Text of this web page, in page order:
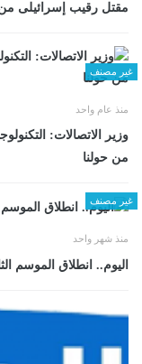
مقتل رقيب إسرائيلى
غير مصنف
منذ عام واحد
وزير الاتصالات:
من حولنا
غير مصنف
منذ شهر واحد
اليوم.. انطلاق الموسم